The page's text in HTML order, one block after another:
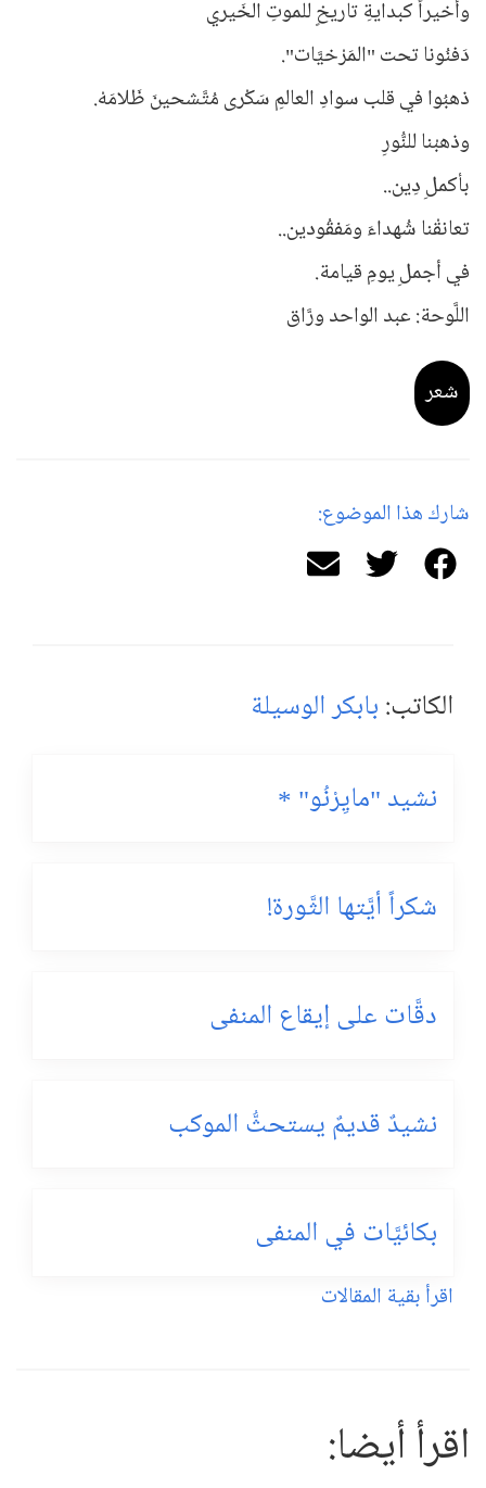
وأخيراً كبدايةِ تاريخٍ للموتِ الخَيري
دَفنُونا تحت "المَرْخيَّات".
ذهبُوا في قلب سوادِ العالمِ سَكْرى مُتَّشحينَ ظَلامَهْ.
وذهبْنا للنُّورِ
بأكملِ دِين..
تعانقْنا شُهداءَ ومَفقُودين..
في أجملِ يومِ قيامة.
اللَّوحة: عبد الواحد ورَّاق
شعر
شارك هذا الموضوع:
الكاتب: بابكر الوسيلة
نشيد "مايِرْنُو" *
شكراً أيَّتها الثَّورة!
دقَّات على إيقاع المنفى
نشيدٌ قديمٌ يستحثُّ الموكب
بكائيَّات في المنفى
اقرأ بقية المقالات
اقرأ أيضا: